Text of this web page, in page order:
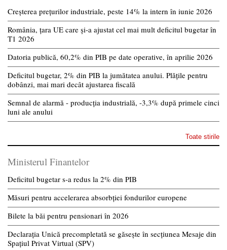
Creșterea prețurilor industriale, peste 14% la intern în iunie 2026
România, țara UE care și-a ajustat cel mai mult deficitul bugetar în
T1 2026
Datoria publică, 60,2% din PIB pe date operative, în aprilie 2026
Deficitul bugetar, 2% din PIB la jumătatea anului. Plățile pentru
dobânzi, mai mari decât ajustarea fiscală
Semnal de alarmă - producția industrială, -3,3% după primele cinci
luni ale anului
Toate stirile
Ministerul Finantelor
Deficitul bugetar s-a redus la 2% din PIB
Măsuri pentru accelerarea absorbției fondurilor europene
Bilete la băi pentru pensionari în 2026
Declarația Unică precompletată se găsește în secțiunea Mesaje din
Spațiul Privat Virtual (SPV)